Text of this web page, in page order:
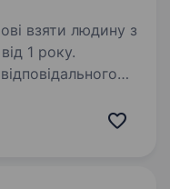
взяти людину з
1 року.
організації,